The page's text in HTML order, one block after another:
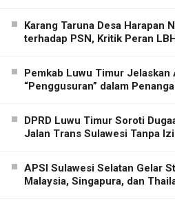
Karang Taruna Desa Harapan
terhadap PSN, Kritik Peran
Pemkab Luwu Timur Jelaskan
“Penggusuran” dalam
DPRD Luwu Timur Soroti
Jalan Trans Sulawesi Tanpa
APSI Sulawesi Selatan Gelar
Malaysia, Singapura, dan